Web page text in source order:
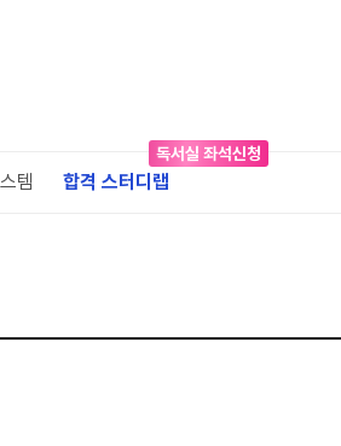
템 합격 스터디랩
독서실 좌석신청